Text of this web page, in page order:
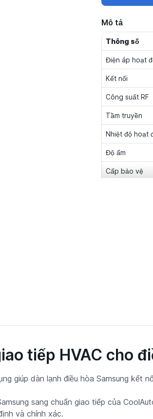
Mô tả
Thông số
Điện áp hoạt
Kết nối
Công suất RF
Tầm truyền
Nhiệt độ hoạt
Độ ẩm
Cấp bảo vệ
tiếp HVAC cho
giúp dàn lạnh điều hòa Samsung kết
sang chuẩn giao tiếp của
và chính xác.